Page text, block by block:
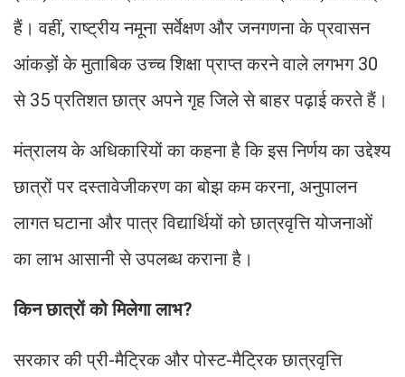
हैं। वहीं, राष्ट्रीय नमूना सर्वेक्षण और जनगणना के प्रवासन
आंकड़ों के मुताबिक उच्च शिक्षा प्राप्त करने वाले लगभग 30
से 35 प्रतिशत छात्र अपने गृह जिले से बाहर पढ़ाई करते हैं।
मंत्रालय के अधिकारियों का कहना है कि इस निर्णय का उद्देश्य
छात्रों पर दस्तावेजीकरण का बोझ कम करना, अनुपालन
लागत घटाना और पात्र विद्यार्थियों को छात्रवृत्ति योजनाओं
का लाभ आसानी से उपलब्ध कराना है।
किन छात्रों को मिलेगा लाभ?
सरकार की प्री-मैट्रिक और पोस्ट-मैट्रिक छात्रवृत्ति